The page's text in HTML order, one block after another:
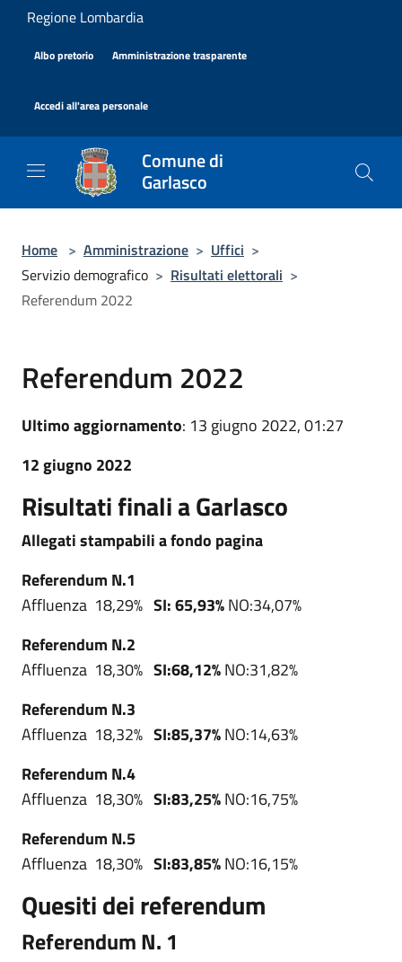
Salta al contenuto principale
Regione Lombardia
Albo pretorio Amministrazione trasparente
Accedi all'area personale
Comune di
Garlasco
Home > Amministrazione > Uffici >
Servizio demografico > Risultati elettorali >
Referendum 2022
Referendum 2022
Ultimo aggiornamento: 13 giugno 2022, 01:27
12 giugno 2022
Risultati finali a Garlasco
Allegati stampabili a fondo pagina
Referendum N.1
Affluenza 18,29% SI: 65,93%NO:34,07%
Referendum N.2
Affluenza 18,30% SI:68,12%NO:31,82%
Referendum N.3
Affluenza 18,32% SI:85,37%NO:14,63%
Referendum N.4
Affluenza 18,30% SI:83,25%NO:16,75%
Referendum N.5
Affluenza 18,30% SI:83,85%NO:16,15%
Quesiti dei referendum
Referendum N. 1